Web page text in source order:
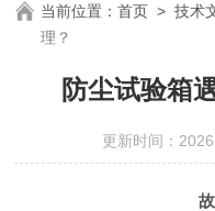
当前位置：首页 >技术
理？
防尘试验箱
更新时间：